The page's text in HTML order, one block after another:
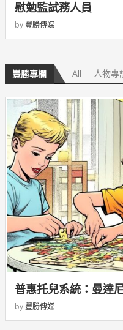
慰勉監試務人員
by 豐勝傳媒
豐勝專欄 All 人物專
普惠托兒系統：曼達
by 豐勝傳媒